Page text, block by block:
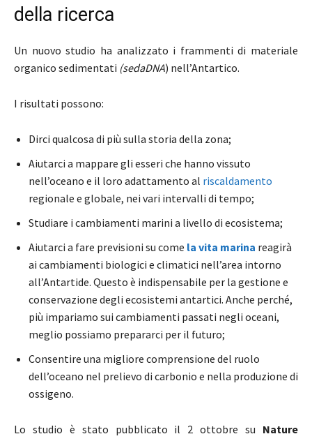
della ricerca
Un nuovo studio ha analizzato i frammenti di materiale
organico sedimentati (sedaDNA) nell’Antartico.
I risultati possono:
Dirci qualcosa di più sulla storia della zona;
Aiutarci a mappare gli esseri che hanno vissuto
nell’oceano e il loro adattamento al riscaldamento
regionale e globale, nei vari intervalli di tempo;
Studiare i cambiamenti marini a livello di ecosistema;
Aiutarci a fare previsioni su come la vita marina reagirà
ai cambiamenti biologici e climatici nell’area intorno
all’Antartide. Questo è indispensabile per la gestione e
conservazione degli ecosistemi antartici. Anche perché,
più impariamo sui cambiamenti passati negli oceani,
meglio possiamo prepararci per il futuro;
Consentire una migliore comprensione del ruolo
dell’oceano nel prelievo di carbonio e nella produzione di
ossigeno.
Lo studio è stato pubblicato il 2 ottobre su Nature